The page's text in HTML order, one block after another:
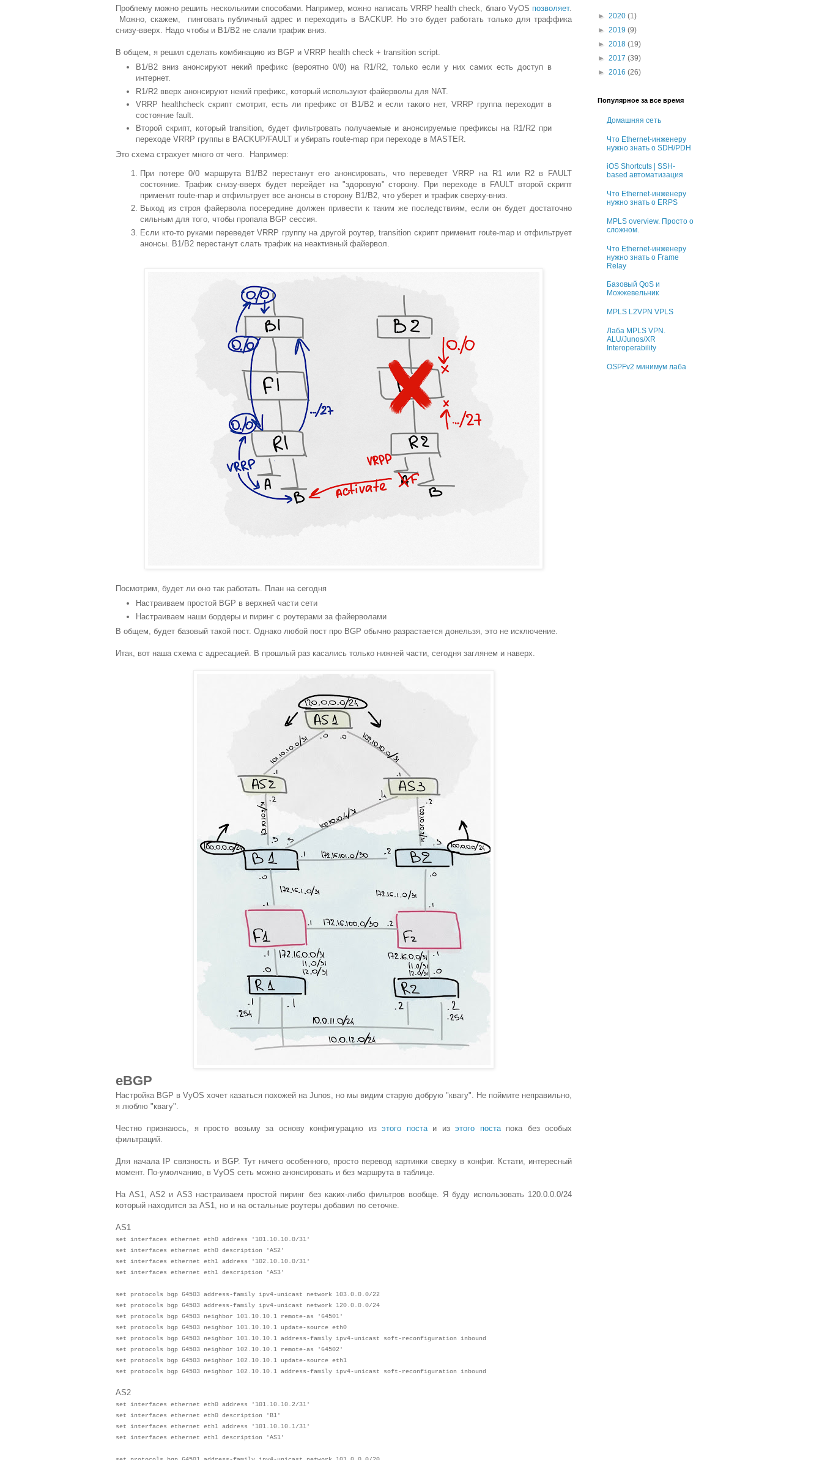
Проблему можно решить несколькими способами. Например, можно написать VRRP health check, благо VyOS позволяет.
Можно, скажем, пинговать публичный адрес и переходить в BACKUP. Но это будет работать только для траффика
снизу-вверх. Надо чтобы и B1/B2 не слали трафик вниз.
В общем, я решил сделать комбинацию из BGP и VRRP health check + transition script.
B1/B2 вниз анонсируют некий префикс (вероятно 0/0) на R1/R2, только если у них самих есть доступ в
интернет.
R1/R2 вверх анонсируют некий префикс, который используют файерволы для NAT.
VRRP healthcheck скрипт смотрит, есть ли префикс от B1/B2 и если такого нет, VRRP группа переходит в
состояние fault.
Второй скрипт, который transition, будет фильтровать получаемые и анонсируемые префиксы на R1/R2 при
переходе VRRP группы в BACKUP/FAULT и убирать route-map при переходе в MASTER.
Это схема страхует много от чего. Например:
При потере 0/0 маршрута B1/B2 перестанут его анонсировать, что переведет VRRP на R1 или R2 в FAULT
состояние. Трафик снизу-вверх будет перейдет на "здоровую" сторону. При переходе в FAULT второй скрипт
применит route-map и отфильтрует все анонсы в сторону B1/B2, что уберет и трафик сверху-вниз.
Выход из строя файервола посередине должен привести к таким же последствиям, если он будет достаточно
сильным для того, чтобы пропала BGP сессия.
Если кто-то руками переведет VRRP группу на другой роутер, transition скрипт применит route-map и отфильтрует
анонсы. B1/B2 перестанут слать трафик на неактивный файервол.
Посмотрим, будет ли оно так работать. План на сегодня
Настраиваем простой BGP в верхней части сети
Настраиваем наши бордеры и пиринг с роутерами за файерволами
В общем, будет базовый такой пост. Однако любой пост про BGP обычно разрастается донельзя, это не исключение.
Итак, вот наша схема с адресацией. В прошлый раз касались только нижней части, сегодня заглянем и наверх.
eBGP
Настройка BGP в VyOS хочет казаться похожей на Junos, но мы видим старую добрую "квагу". Не поймите неправильно,
я люблю "квагу".
Честно признаюсь, я просто возьму за основу конфигурацию изэтого постаи изэтого постапока без особых
фильтраций.
Для начала IP связность и BGP. Тут ничего особенного, просто перевод картинки сверху в конфиг. Кстати, интересный
момент. По-умолчанию, в VyOS сеть можно анонсировать и без маршрута в таблице.
На AS1, AS2 и AS3 настраиваем простой пиринг без каких-либо фильтров вообще. Я буду использовать 120.0.0.0/24
который находится за AS1, но и на остальные роутеры добавил по сеточке.
AS1
set interfaces ethernet eth0 address '101.10.10.0/31'
set interfaces ethernet eth0 description 'AS2'
set interfaces ethernet eth1 address '102.10.10.0/31'
set interfaces ethernet eth1 description 'AS3'
set protocols bgp 64503 address-family ipv4-unicast network 103.0.0.0/22
set protocols bgp 64503 address-family ipv4-unicast network 120.0.0.0/24
set protocols bgp 64503 neighbor 101.10.10.1 remote-as '64501'
set protocols bgp 64503 neighbor 101.10.10.1 update-source eth0
set protocols bgp 64503 neighbor 101.10.10.1 address-family ipv4-unicast soft-reconfiguration inbound
set protocols bgp 64503 neighbor 102.10.10.1 remote-as '64502'
set protocols bgp 64503 neighbor 102.10.10.1 update-source eth1
set protocols bgp 64503 neighbor 102.10.10.1 address-family ipv4-unicast soft-reconfiguration inbound
AS2
set interfaces ethernet eth0 address '101.10.10.2/31'
set interfaces ethernet eth0 description 'B1'
set interfaces ethernet eth1 address '101.10.10.1/31'
set interfaces ethernet eth1 description 'AS1'
► 2020 (1)
► 2019 (9)
► 2018 (19)
► 2017 (39)
► 2016 (26)
Популярное за все время
Домашняя сеть
Что Ethernet-инженеру
нужно знать о SDH/PDH
iOS Shortcuts | SSH-
based автоматизация
Что Ethernet-инженеру
нужно знать о ERPS
MPLS overview. Просто о
сложном.
Что Ethernet-инженеру
нужно знать о Frame
Relay
Базовый QoS и
Можжевельник
MPLS L2VPN VPLS
Лаба MPLS VPN.
ALU/Junos/XR
Interoperability
OSPFv2 минимум лаба